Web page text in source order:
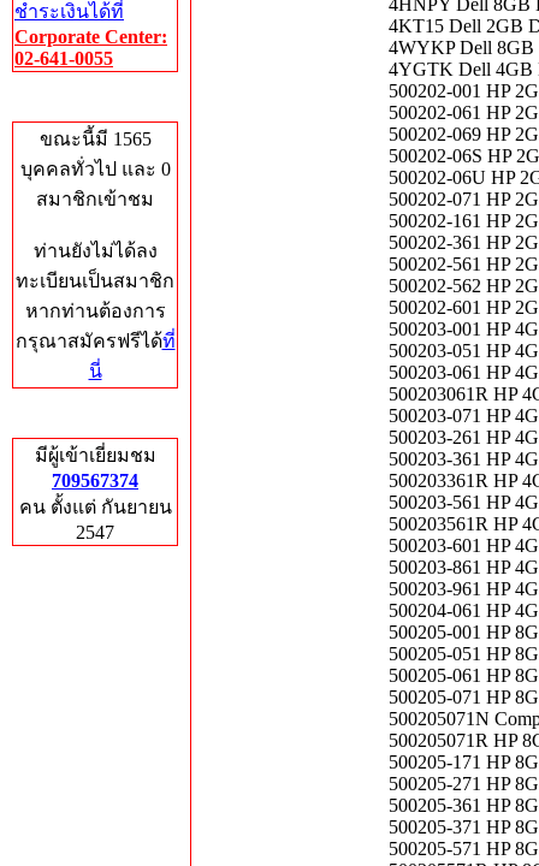
ชำระเงินได้ที่
Corporate Center:
02-641-0055
ขณะนี้มี 1565
บุคคลทั่วไป และ 0
สมาชิกเข้าชม
ท่านยังไม่ได้ลง
ทะเบียนเป็นสมาชิก
หากท่านต้องการ
กรุณาสมัครฟรีได้ที่
นี่
มีผู้เข้าเยี่ยมชม
709567374
คน ตั้งแต่ กันยายน
2547
4HNPY Dell 8GB
4KT15 Dell 2GB
4WYKP Dell 8GB
4YGTK Dell 4GB
500202-001 HP
500202-061 HP
500202-069 HP
500202-06S HP
500202-06U HP
500202-071 HP
500202-161 HP
500202-361 HP
500202-561 HP
500202-562 HP
500202-601 HP
500203-001 HP
500203-051 HP
500203-061 HP
500203061R HP
500203-071 HP
500203-261 HP
500203-361 HP
500203361R HP
500203-561 HP
500203561R HP
500203-601 HP
500203-861 HP
500203-961 HP
500204-061 HP
500205-001 HP
500205-051 HP
500205-061 HP
500205-071 HP
500205071N
500205071R HP
500205-171 HP
500205-271 HP
500205-361 HP
500205-371 HP
500205-571 HP